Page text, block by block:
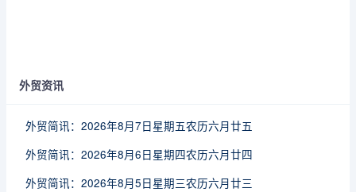
外贸资讯
外贸简讯：2026年8月7日星期五农历六月廿五
外贸简讯：2026年8月6日星期四农历六月廿四
外贸简讯：2026年8月5日星期三农历六月廿三